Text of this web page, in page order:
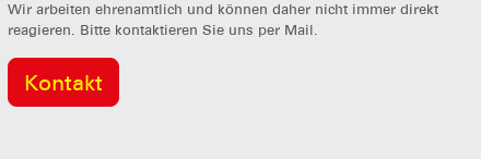
Wir arbeiten ehrenamtlich und können daher nicht immer direkt
reagieren. Bitte kontaktieren Sie uns per Mail.
Kontakt